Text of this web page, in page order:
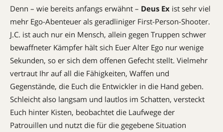
Denn – wie bereits anfangs erwähnt – Deus Ex ist sehr viel
mehr Ego-Abenteuer als geradliniger First-Person-Shooter.
J.C. ist auch nur ein Mensch, allein gegen Truppen schwer
bewaffneter Kämpfer hält sich Euer Alter Ego nur wenige
Sekunden, so er sich dem offenen Gefecht stellt. Vielmehr
vertraut Ihr auf all die Fähigkeiten, Waffen und
Gegenstände, die Euch die Entwickler in die Hand geben.
Schleicht also langsam und lautlos im Schatten, versteckt
Euch hinter Kisten, beobachtet die Laufwege der
Patrouillen und nutzt die für die gegebene Situation